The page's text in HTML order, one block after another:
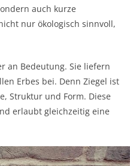
auch kurze
nur ökologisch sinnvoll,
an Bedeutung. Sie liefern
Erbes bei. Denn Ziegel ist
Struktur und Form. Diese
erlaubt gleichzeitig eine